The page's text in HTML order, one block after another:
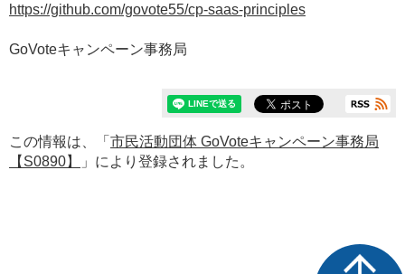
https://github.com/govote55/cp-saas-principles
GoVoteキャンペーン事務局
この情報は、「 市民活動団体 GoVoteキャンペーン事務局
【S0890】
」により登録されました。